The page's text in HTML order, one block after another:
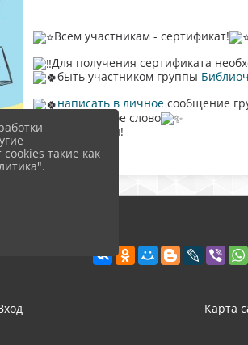
Всем участникам - сертификат!
Для получения сертификата
быть участником группы
написать в личноесообщение
кодовое слово
Всем удачи!
Карта
такие как